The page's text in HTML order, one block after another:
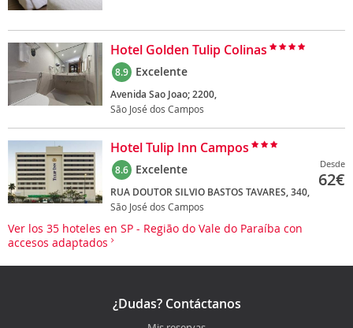
Hotel Golden Tulip Colinas
8.9 Excelente
Avenida Sao Joao; 2200,
São José dos Campos
Hotel Tulip Inn Campos
8.6 Excelente
RUA DOUTOR SILVIO BASTOS TAVARES, 340,
São José dos Campos
Desde
62€
Ver los 35 hoteles en SP - Região do Vale do Paraíba con
accesos adaptados
¿Dudas? Contáctanos